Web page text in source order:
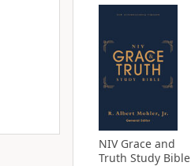
NIV Grace and
Truth Study Bible